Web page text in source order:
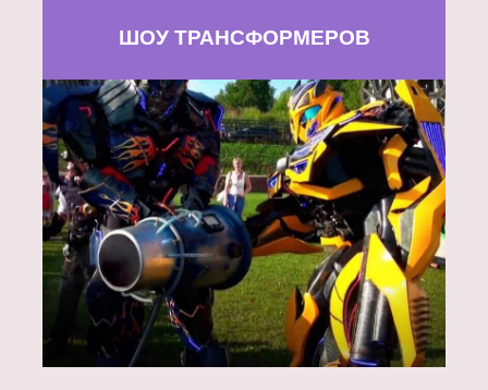
ШОУ ТРАНСФОРМЕРОВ